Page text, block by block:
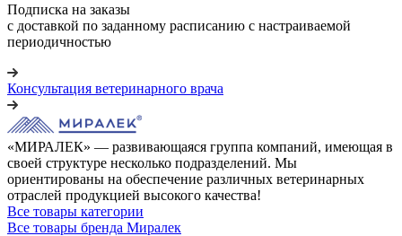
Подписка на заказы
с доставкой по заданному расписанию с настраиваемой
периодичностью
Консультация ветеринарного врача
«МИРАЛЕК» — развивающаяся группа компаний, имеющая в
своей структуре несколько подразделений. Мы
ориентированы на обеспечение различных ветеринарных
отраслей продукцией высокого качества!
Все товары категории
Все товары бренда Миралек